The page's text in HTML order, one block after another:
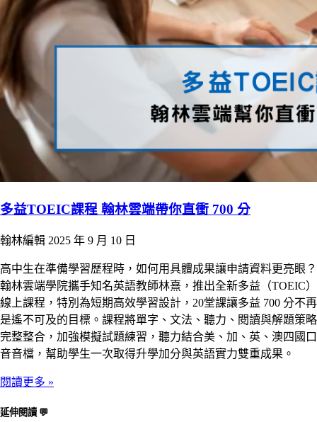
多益TOEIC課程 翰林雲端帶你直衝 700 分
翰林編輯 2025 年 9 月 10 日
高中生在準備學習歷程時，如何用具體成果讓申請資料更亮眼？
翰林雲端學院攜手知名英語教師林熹，推出全新多益（TOEIC）
線上課程，特別為短期高效學習設計，20堂課讓多益 700 分不再
是遙不可及的目標。課程將單字、文法、聽力、閱讀與解題策略
完整整合，加強模擬試題練習，聽力結合美、加、英、澳四國口
音音檔，幫助學生一次取得升學加分與英語實力雙重成果。
閱讀更多 »
延伸閱讀 💬